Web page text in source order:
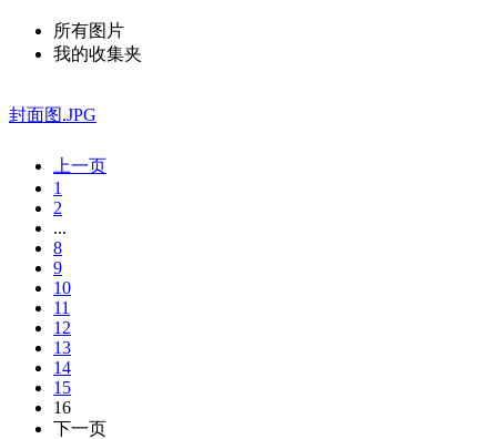
所有图片
我的收集夹
封面图.JPG
上一页
1
2
...
8
9
10
11
12
13
14
15
16
下一页